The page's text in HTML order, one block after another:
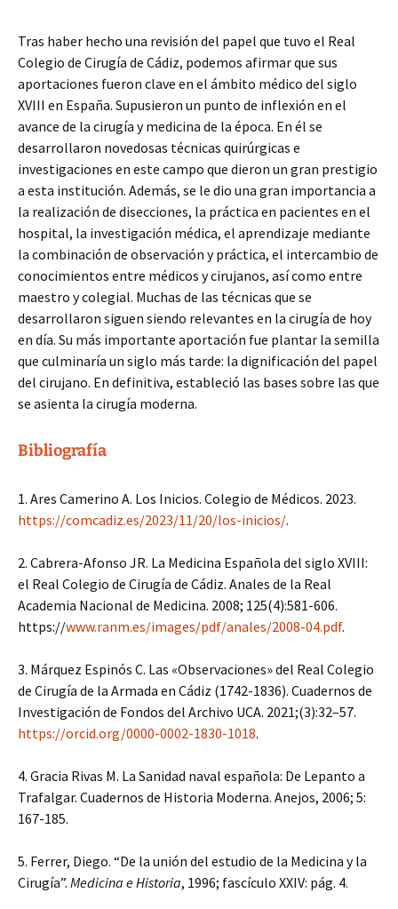
Tras haber hecho una revisión del papel que tuvo el Real
Colegio de Cirugía de Cádiz, podemos afirmar que sus
aportaciones fueron clave en el ámbito médico del siglo
XVIII en España. Supusieron un punto de inflexión en el
avance de la cirugía y medicina de la época. En él se
desarrollaron novedosas técnicas quirúrgicas e
investigaciones en este campo que dieron un gran prestigio
a esta institución. Además, se le dio una gran importancia a
la realización de disecciones, la práctica en pacientes en el
hospital, la investigación médica, el aprendizaje mediante
la combinación de observación y práctica, el intercambio de
conocimientos entre médicos y cirujanos, así como entre
maestro y colegial. Muchas de las técnicas que se
desarrollaron siguen siendo relevantes en la cirugía de hoy
en día. Su más importante aportación fue plantar la semilla
que culminaría un siglo más tarde: la dignificación del papel
del cirujano. En definitiva, estableció las bases sobre las que
se asienta la cirugía moderna.
Bibliografía
1. Ares Camerino A. Los Inicios. Colegio de Médicos. 2023.
https://comcadiz.es/2023/11/20/los-inicios/.
2. Cabrera-Afonso JR. La Medicina Española del siglo XVIII:
el Real Colegio de Cirugía de Cádiz. Anales de la Real
Academia Nacional de Medicina. 2008; 125(4):581-606.
https://www.ranm.es/images/pdf/anales/2008-04.pdf.
3. Márquez Espinós C. Las «Observaciones» del Real Colegio
de Cirugía de la Armada en Cádiz (1742-1836). Cuadernos de
Investigación de Fondos del Archivo UCA. 2021;(3):32–57.
https://orcid.org/0000-0002-1830-1018.
4. Gracia Rivas M. La Sanidad naval española: De Lepanto a
Trafalgar. Cuadernos de Historia Moderna. Anejos, 2006; 5:
167-185.
5. Ferrer, Diego. “De la unión del estudio de la Medicina y la
Cirugía”. Medicina e Historia, 1996; fascículo XXIV: pág. 4.